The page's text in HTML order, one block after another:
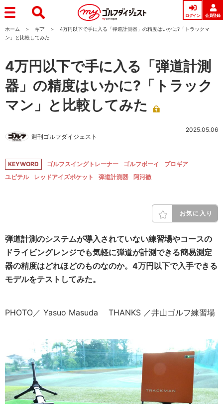
ログイン 会員登録
ホーム ギア
4万円以下で手に入る「弾道計測器」の精度はいかに?「トラックマ
ン」と比較してみた
4万円以下で手に入る「弾道計測
器」の精度はいかに?「トラック
マン」と比較してみた
週刊ゴルフダイジェスト
2025.05.06
KEYWORD ゴルフスイングトレーナー ゴルフボーイ
プロギア
ユピテル
レッドアイズポケット 弾道計測器 阿河徹
お気に入り
弾道計測のシステムが導入されていない練習場やコースの
ドライビングレンジでも気軽に弾道が計測できる簡易測定
器の精度はどれほどのものなのか。4万円以下で入手できる
モデルをテストしてみた。
PHOTO／ Yasuo Masuda THANKS ／井山ゴルフ練習場